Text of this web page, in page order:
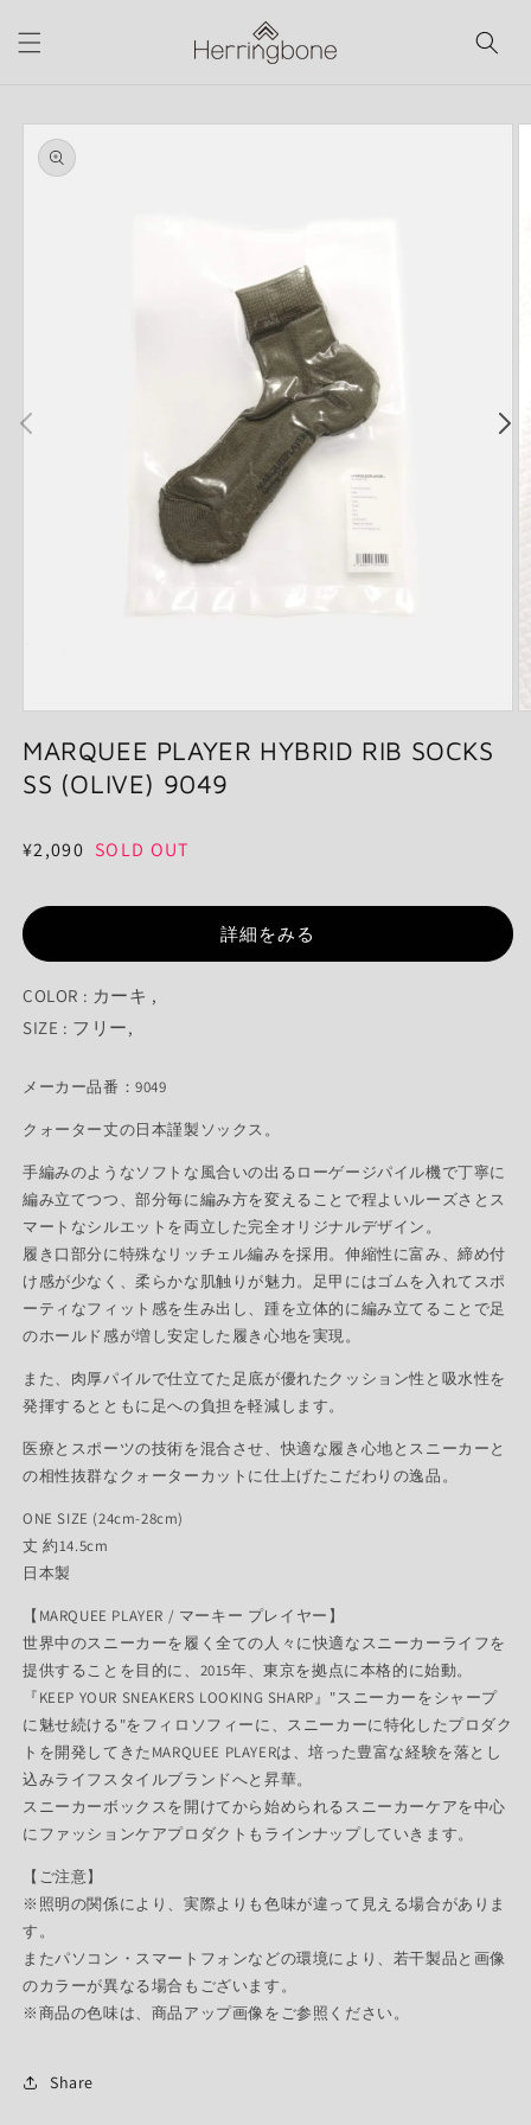
進む
商品情
報にス
キップ
ー
ダ
ル
デ
(1)
を
開
MARQUEE PLAYER HYBRID RIB SOCKS
SS (OLIVE) 9049
通
価
格
¥2,090 SOLD OUT
詳細をみる
COLOR : カーキ ,
SIZE : フリー,
メーカー品番：9049
クォーター丈の日本謹製ソックス。
手編みのようなソフトな風合いの出るローゲージパイル機で丁寧に
編み立てつつ、部分毎に編み方を変えることで程よいルーズさとス
マートなシルエットを両立した完全オリジナルデザイン。
履き口部分に特殊なリッチェル編みを採用。伸縮性に富み、締め付
け感が少なく、柔らかな肌触りが魅力。足甲にはゴムを入れてスポ
ーティなフィット感を生み出し、踵を立体的に編み立てることで足
のホールド感が増し安定した履き心地を実現。
また、肉厚パイルで仕立てた足底が優れたクッション性と吸水性を
発揮するとともに足への負担を軽減します。
医療とスポーツの技術を混合させ、快適な履き心地とスニーカーと
の相性抜群なクォーターカットに仕上げたこだわりの逸品。
ONE SIZE (24cm-28cm)
丈 約14.5cm
日本製
【MARQUEE PLAYER / マーキー プレイヤー】
世界中のスニーカーを履く全ての人々に快適なスニーカーライフを
提供することを目的に、2015年、東京を拠点に本格的に始動。
『KEEP YOUR SNEAKERS LOOKING SHARP』"スニーカーをシャープ
に魅せ続ける"をフィロソフィーに、スニーカーに特化したプロダク
トを開発してきたMARQUEE PLAYERは、培った豊富な経験を落とし
込みライフスタイルブランドへと昇華。
スニーカーボックスを開けてから始められるスニーカーケアを中心
にファッションケアプロダクトもラインナップしていきます。
【ご注意】
※照明の関係により、実際よりも色味が違って見える場合がありま
す。
またパソコン・スマートフォンなどの環境により、若干製品と画像
のカラーが異なる場合もございます。
※商品の色味は、商品アップ画像をご参照ください。
Share